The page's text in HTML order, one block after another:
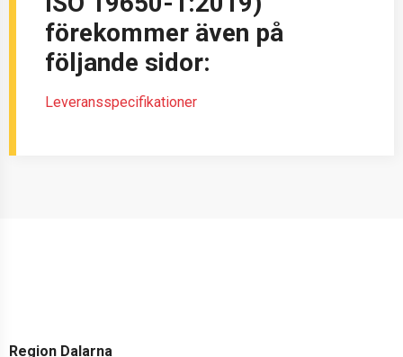
förekommer även på
följande sidor:
Leveransspecifikationer
Region Dalarna